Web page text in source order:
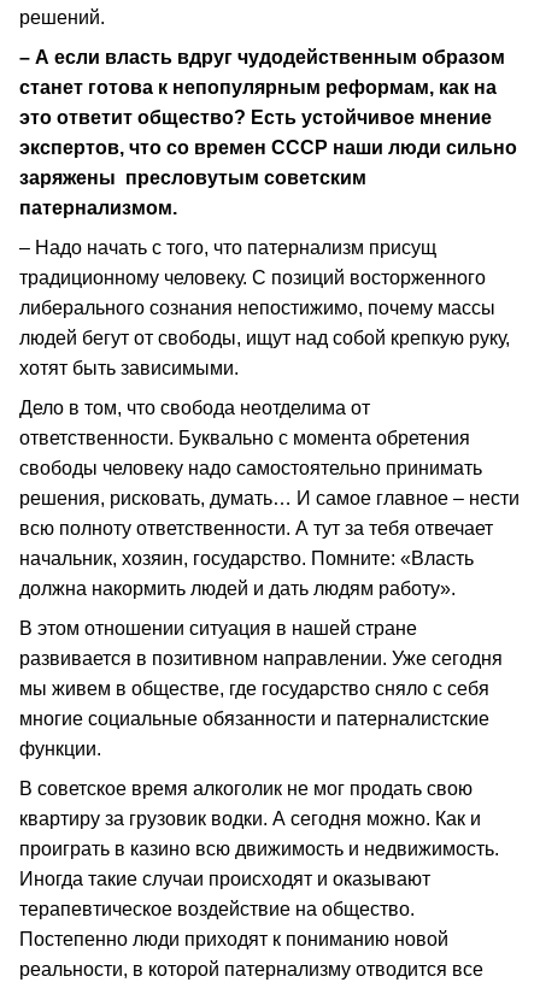
решений.
– А если власть вдруг чудодейственным образом
станет готова к непопулярным реформам, как на
это ответит общество? Есть устойчивое мнение
экспертов, что со времен СССР наши люди сильно
заряжены пресловутым советским
патернализмом.
– Надо начать с того, что патернализм присущ
традиционному человеку. С позиций восторженного
либерального сознания непостижимо, почему массы
людей бегут от свободы, ищут над собой крепкую руку,
хотят быть зависимыми.
Дело в том, что свобода неотделима от
ответственности. Буквально с момента обретения
свободы человеку надо самостоятельно принимать
решения, рисковать, думать… И самое главное – нести
всю полноту ответственности. А тут за тебя отвечает
начальник, хозяин, государство. Помните: «Власть
должна накормить людей и дать людям работу».
В этом отношении ситуация в нашей стране
развивается в позитивном направлении. Уже сегодня
мы живем в обществе, где государство сняло с себя
многие социальные обязанности и патерналистские
функции.
В советское время алкоголик не мог продать свою
квартиру за грузовик водки. А сегодня можно. Как и
проиграть в казино всю движимость и недвижимость.
Иногда такие случаи происходят и оказывают
терапевтическое воздействие на общество.
Постепенно люди приходят к пониманию новой
реальности, в которой патернализму отводится все